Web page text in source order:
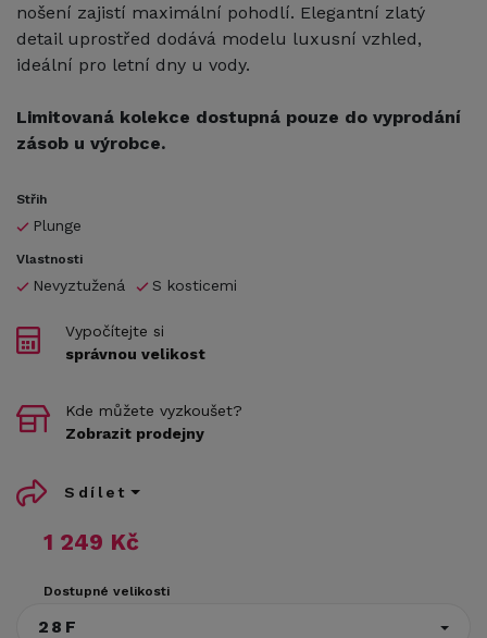
nošení zajistí maximální pohodlí. Elegantní zlatý
detail uprostřed dodává modelu luxusní vzhled,
ideální pro letní dny u vody.
Limitovaná kolekce dostupná pouze do vyprodání
zásob u výrobce.
Střih
Plunge
Vlastnosti
Nevyztužená S kosticemi
1 249 Kč
Dostupné velikosti
28F
Vypočítejte si
správnou velikost
Kde můžete vyzkoušet?
Zobrazit prodejny
Sdílet